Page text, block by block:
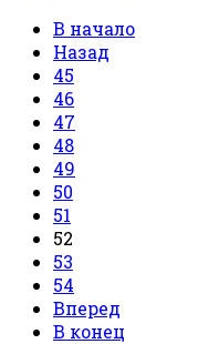
В начало
Назад
45
46
47
48
49
50
51
52
53
54
Вперед
В конец